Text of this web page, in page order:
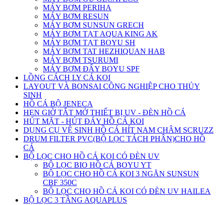
MÁY BƠM PERIHA
MÁY BƠM RESUN
MÁY BƠM SUNSUN GRECH
MÁY BƠM TẠT AQUA KING AK
MÁY BƠM TẠT BOYU SH
MÁY BƠM TAT HEZHIQUAN HAB
MÁY BƠM TSURUMI
MÁY BƠM ĐẨY BOYU SPF
LỒNG CÁCH LY CÁ KOI
LAYOUT VÀ BONSAI CÔNG NGHIỆP CHO THỦY
SINH
HỒ CÁ BỘ JENECA
HẸN GIỜ TẮT MỞ THIẾT BỊ UV - ĐÈN HỒ CÁ
HÚT MẶT - HÚT ĐÁY HỒ CÁ KOI
DỤNG CỤ VỆ SINH HỒ CÁ HÍT NAM CHÂM SCRUZZ
DRUM FILTER PVC(BỘ LỌC TÁCH PHÂN)CHO HỒ
CÁ
BỘ LỌC CHO HỒ CÁ KOI CÓ ĐÈN UV
BỘ LỌC BIO HỒ CÁ BOYU YT
BỘ LỌC CHO HỒ CÁ KOI 3 NGĂN SUNSUN
CBF 350C
BỘ LỌC CHO HỒ CÁ KOI CÓ ĐÈN UV HAILEA
BỘ LỌC 3 TẦNG AQUAPLUS